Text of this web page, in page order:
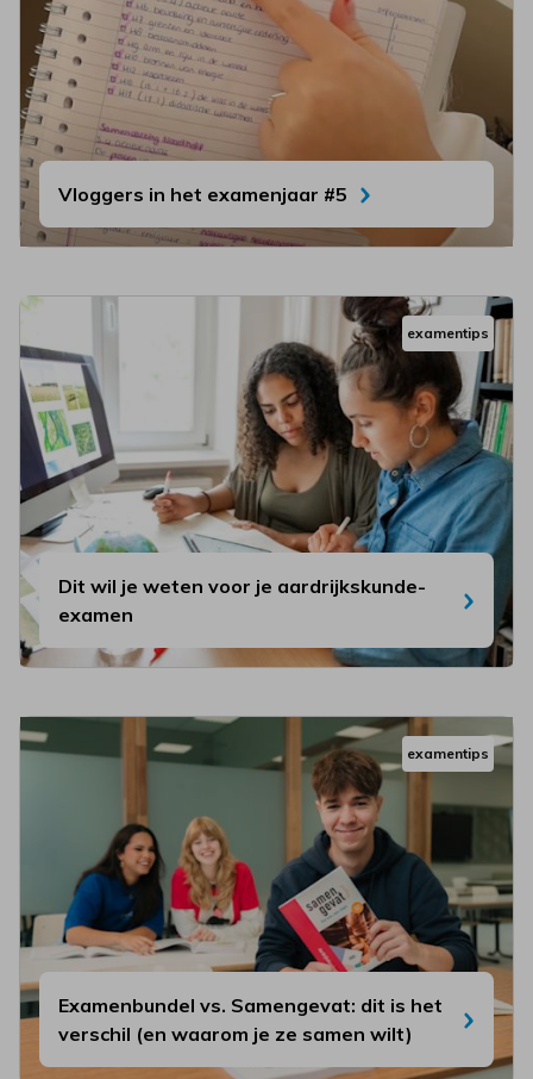
Vloggers in het examenjaar #5
examentips
Dit wil je weten voor je aardrijkskunde-
examen
examentips
Examenbundel vs. Samengevat: dit is het
verschil (en waarom je ze samen wilt)